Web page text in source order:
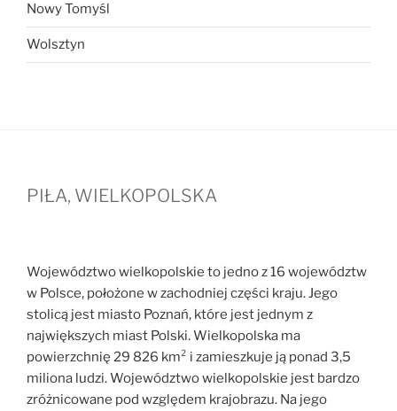
Nowy Tomyśl
Wolsztyn
PIŁA, WIELKOPOLSKA
Województwo wielkopolskie to jedno z 16 województw
w Polsce, położone w zachodniej części kraju. Jego
stolicą jest miasto Poznań, które jest jednym z
największych miast Polski. Wielkopolska ma
powierzchnię 29 826 km² i zamieszkuje ją ponad 3,5
miliona ludzi. Województwo wielkopolskie jest bardzo
zróżnicowane pod względem krajobrazu. Na jego